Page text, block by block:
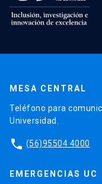
MESA CENTRAL
Teléfono para
Universidad.
phone (56)95504 4000
EMERGENCIAS UC